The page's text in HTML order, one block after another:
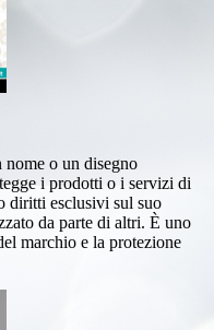
o un disegno
i prodotti o i servizi di
diritti esclusivi sul suo
da parte di altri. È uno
marchio e la protezione